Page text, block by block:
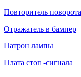
Повторитель поворота
Отражатель в бампер
Патрон лампы
Плата стоп -сигнала